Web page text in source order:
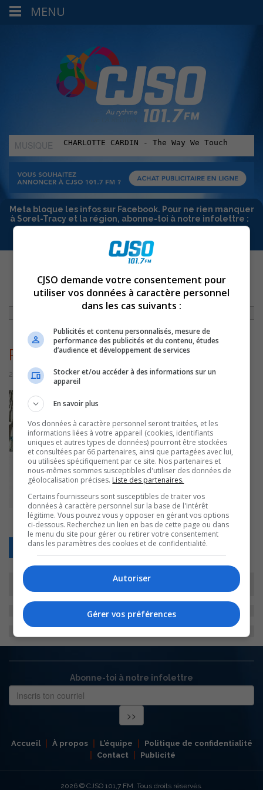
MUSIQUE
:
Meta bloque les infos sur Facebook. Pour ne rien manquer
à Sorel-Tracy et la région, abonne-toi à notre infolettre :
ACCUEIL» ACTUALITÉS
13E ÉDITION DES PLAISIRS D’HIVER DE LA VILLE
DE SOREL-TRACY»PLAISIRSDHIVER
PlaisirsdHiver
26 janvier 2023 | Par Sylvain Rochon
Retour
Abonne-toi à notre infolettre
Accueil À propos L’équipe
Politique de confidentialité
Contact
Publicité
2026 © CJSO 101,7 FM. Tous droits réservés.
MENU
CJSO demande votre consentement pour
utiliser vos données à caractère personnel
dans les cas suivants :
Publicités et contenu personnalisés, mesure de
performance des publicités et du contenu, études
d’audience et développement de services
Stocker et/ou accéder à des informations sur un
appareil
En savoir plus
Vos données à caractère personnel seront traitées, et les
informations liées à votre appareil (cookies, identifiants
uniques et autres types de données) pourront être stockées
et consultées par 66 partenaires, ainsi que partagées avec lui,
ou utilisées spécifiquement par ce site. Nos partenaires et
nous-mêmes sommes susceptibles d'utiliser des données de
géolocalisation précises. Liste des partenaires.
Certains fournisseurs sont susceptibles de traiter vos
données à caractère personnel sur la base de l'intérêt
légitime. Vous pouvez vous y opposer en gérant vos options
ci-dessous. Recherchez un lien en bas de cette page ou dans
le menu du site pour gérer ou retirer votre consentement
dans les paramètres des cookies et de confidentialité.
Autoriser
Gérer vos préférences